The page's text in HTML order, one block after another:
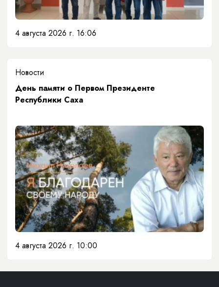
4 августа 2026 г. 16:06
Новости
День памяти о Первом Президенте
Республики Саха
4 августа 2026 г. 10:00